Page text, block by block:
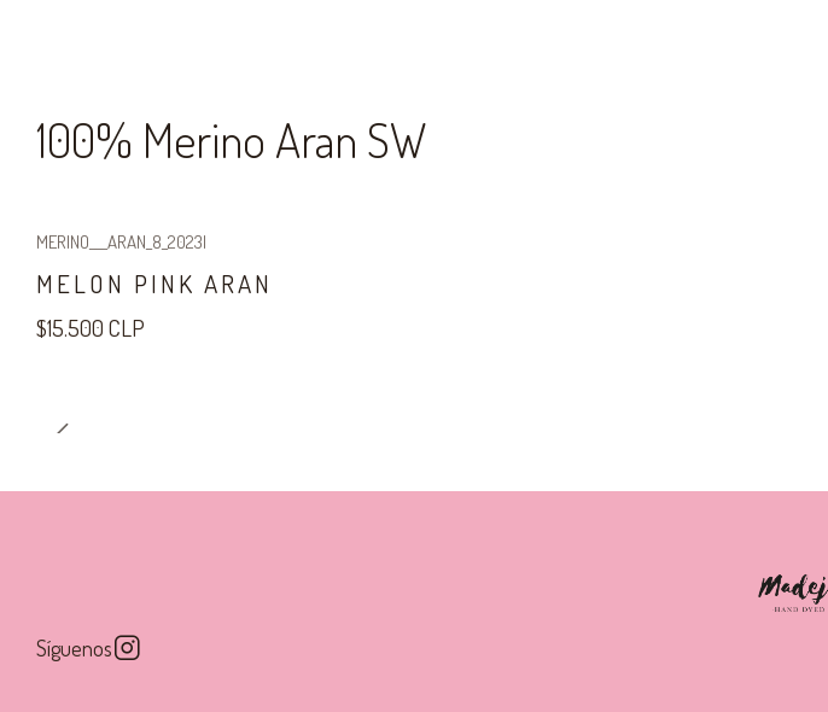
100% Merino Aran SW
MERINO___ARAN_8_2023|
MELON PINK ARAN
$15.500 CLP
Síguenos